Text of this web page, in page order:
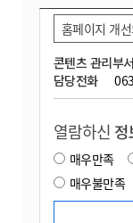
콘텐츠 관리부서
담당전화
홈페이지 개
열람하신
매우만족
매우불만족